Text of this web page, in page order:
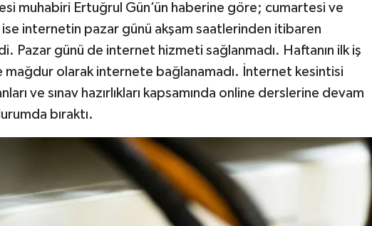
muhabiri Ertuğrul Gün’ün haberine göre; cumartesi ve
internetin pazar günü akşam saatlerinden itibaren
Pazar günü de internet hizmeti sağlanmadı. Haftanın ilk iş
mağdur olarak internete bağlanamadı. İnternet kesintisi
ve sınav hazırlıkları kapsamında online derslerine devam
bıraktı.